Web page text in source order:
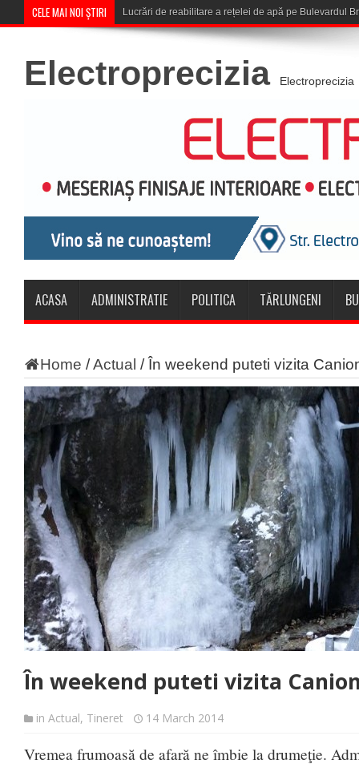
CELE MAI NOI ȘTIRI Corona Brașov se califică în Turul
Electroprecizia Electroprecizia
ACASA ADMINISTRATIE POLITICA TĂRLUNGENI
Home /Actual /În weekend puteti vizita
În weekend puteti vizita
in Actual, Tineret 14 March 2014
Vremea frumoasă de afară ne îmbie la drumeţie.